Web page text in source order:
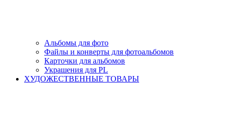
Альбомы для фото
Файлы и конверты для фотоальбомов
Карточки для альбомов
Украшения для PL
ХУДОЖЕСТВЕННЫЕ ТОВАРЫ